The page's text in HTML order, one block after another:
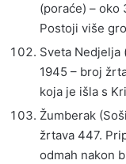
(poraće) – oko
Postoji više
Sveta Nedjelja
1945 – broj
koja je išla s
Žumberak
žrtava 447.
odmah nakon